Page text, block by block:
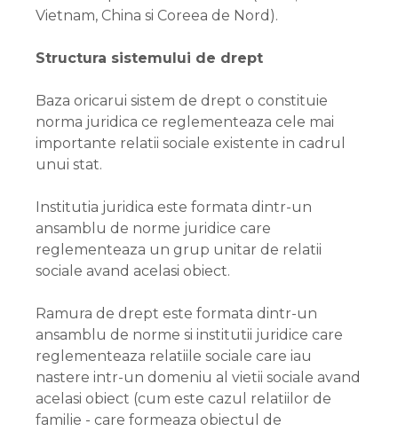
Vietnam, China si Coreea de Nord).
Structura sistemului de drept
Baza oricarui sistem de drept o constituie
norma juridica ce reglementeaza cele mai
importante relatii sociale existente in cadrul
unui stat.
Institutia juridica este formata dintr-un
ansamblu de norme juridice care
reglementeaza un grup unitar de relatii
sociale avand acelasi obiect.
Ramura de drept este formata dintr-un
ansamblu de norme si institutii juridice care
reglementeaza relatiile sociale care iau
nastere intr-un domeniu al vietii sociale avand
acelasi obiect (cum este cazul relatiilor de
familie - care formeaza obiectul de